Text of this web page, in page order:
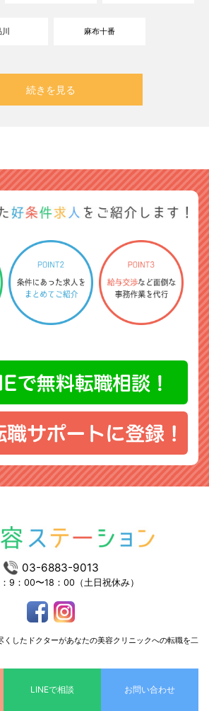
麻布十番
続きを見る
03-6883-9013
9：00〜18：00（土日祝休み）
くしたドクターがあなたの美容クリニックへの転職を二
LINEで相談 お問い合わせ